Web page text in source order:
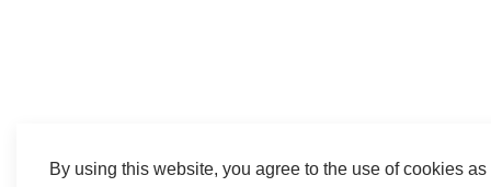
By using this website, you agree to the use of cookies